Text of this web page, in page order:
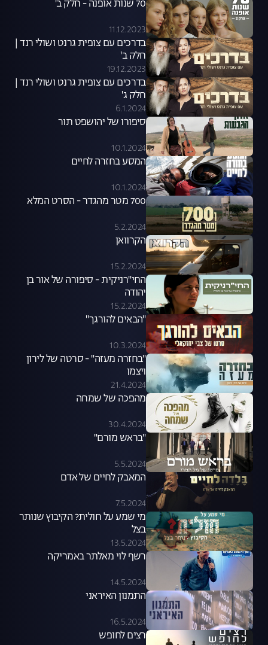
70 שנות אופנה - חלק ב'
11.12.2023
בדרכים עם צופית גרנט ושולי רנד |
חלק ב'
19.12.2023
בדרכים עם צופית גרנט ושולי רנד |
חלק ג'
6.1.2024
סיפורו של יהושפט תור
10.1.2024
המסע בחזרה לחיים
10.1.2024
700 מטר מהגדר - הסרט המלא
5.2.2024
הקרוואן
15.2.2024
החי"רניקית - סיפורה של אור בן
יהודה
15.2.2024
"הבאים להורגך"
10.3.2024
"בחזרה מעזה" - סרטה של לירון
ויצמן
21.4.2024
מהפכה של שמחה
30.4.2024
"בראש מורם"
5.5.2024
המאבק לחיים של אדם
7.5.2024
מי שמע על חולית? הקיבוץ שנותר
בצל
13.5.2024
רשף לוי מאלתר באמריקה
14.5.2024
התמנון האיראני
16.5.2024
רצים לחופש